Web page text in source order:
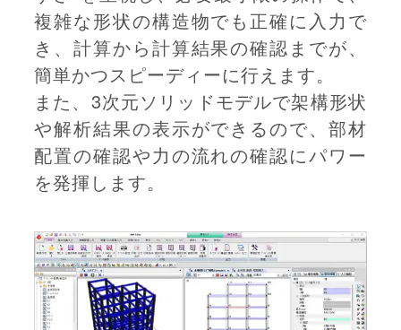
複雑な形状の構造物でも正確に入力で
き、計算から計算結果の確認までが、
簡単かつスピーディーに行えます。
また、3次元ソリッドモデルで架構形状
や解析結果の表示ができるので、部材
配置の確認や力の流れの確認にパワー
を発揮します。